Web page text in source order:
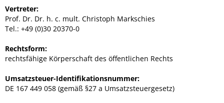
Vertreter:
Prof. Dr. Dr. h. c. mult. Christoph Markschies
Tel.: +49 (0)30 20370-0
Rechtsform:
rechtsfähige Körperschaft des öffentlichen Rechts
Umsatzsteuer-Identifikationsnummer:
DE 167 449 058 (gemäß §27 a Umsatzsteuergesetz)